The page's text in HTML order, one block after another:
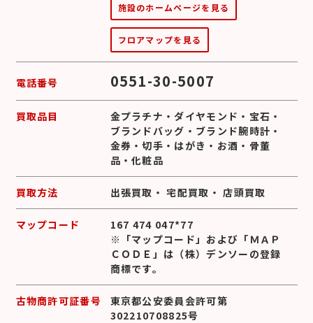
施設のホームページを見る
フロアマップを見る
電話番号 0551-30-5007
買取品目 金プラチナ ・ダイヤモンド ・ 宝石 ・
ブランドバッグ ・ ブランド腕時計 ・
金券 ・切手 ・ はがき ・ お酒 ・ 骨董
品 ・化粧品
買取方法 出張買取 ・宅配買取 ・店頭買取
マップコード
167 474 047*77
※「マップコード」および「ＭＡＰ
ＣＯＤＥ」は（株）デンソーの登録
商標です。
古物商許可証番号
東京都公安委員会許可第
302210708825号